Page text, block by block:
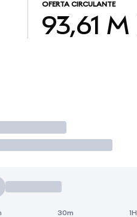
OFERTA CIRCULANTE
93,61 M
30m 1H